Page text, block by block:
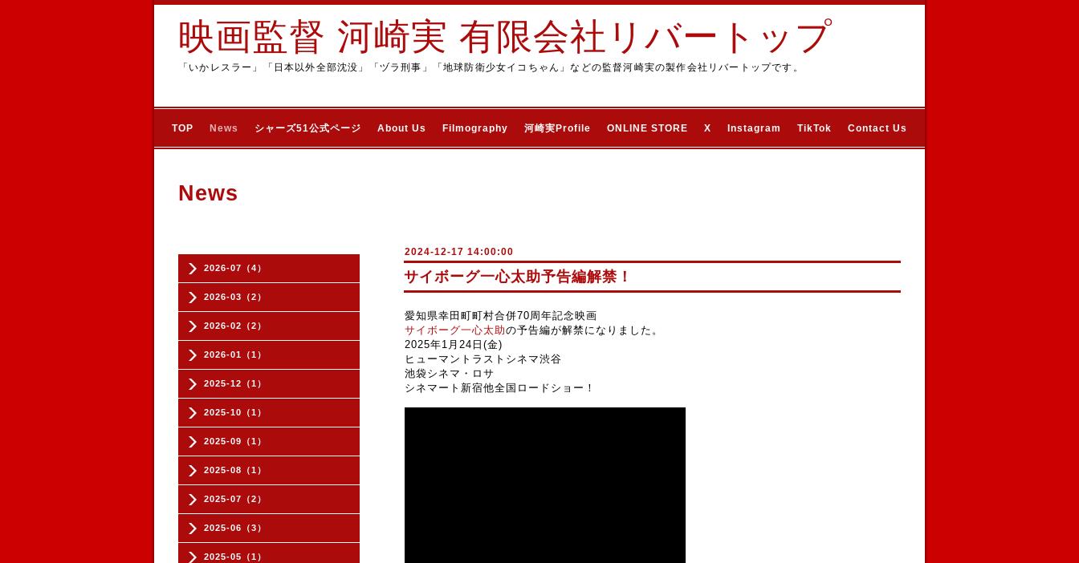
映画監督 河崎実 有限会社リバートップ
「いかレスラー」「日本以外全部沈没」「ヅラ刑事」「地球防衛少女イコちゃん」などの監督河崎実の製作会社リバートップです。
TOP News シャーズ51公式ページ About Us Filmography 河崎実Profile ONLINE STORE X Instagram TikTok Contact Us
2026-07（4）
2026-03（2）
2026-02（2）
2026-01（1）
2025-12（1）
2025-10（1）
2025-09（1）
2025-08（1）
2025-07（2）
2025-06（3）
2025-05（1）
News
2024-12-17 14:00:00
サイボーグ一心太助予告編解禁！
愛知県幸田町町村合併70周年記念映画
サイボーグ一心太助の予告編が解禁になりました。
2025年1月24日(金)
ヒューマントラストシネマ渋谷
池袋シネマ・ロサ
シネマート新宿他全国ロードショー！